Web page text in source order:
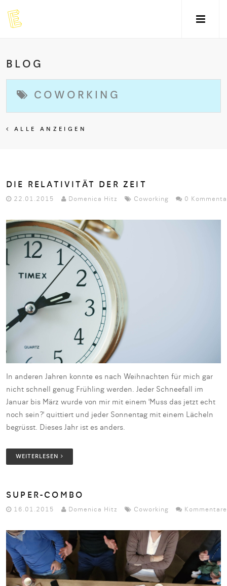
BLOG
COWORKING
ALLE ANZEIGEN
DIE RELATIVITÄT DER ZEIT
22.01.2015 Domenica Hitz Coworking 0
In anderen Jahren konnte es nach Weihnachten für mich gar
nicht schnell genug Frühling werden. Jeder Schneefall im
Januar bis März wurde von mir mit einem 'Muss das jetzt echt
noch sein?' quittiert und jeder Sonnentag mit einem Lächeln
begrüsst. Dieses Jahr ist es anders.
WEITERLESEN
SUPER-COMBO
16.01.2015 Domenica Hitz Coworking Kommentare